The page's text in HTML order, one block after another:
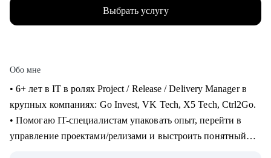
Выбрать услугу
Обо мне
• 6+ лет в IT в ролях Project / Release / Delivery Manager в
крупных компаниях: Go Invest, VK Tech, X5 Tech, Ctrl2Go.
• Помогаю IT-специалистам упаковать опыт, перейти в
управление проектами/релизами и выстроить понятный